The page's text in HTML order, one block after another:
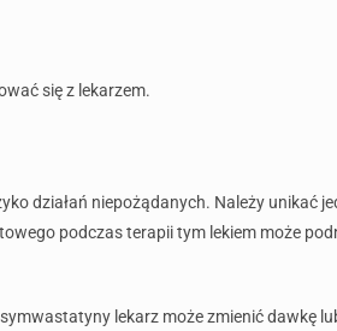
się z lekarzem.
działań niepożądanych. Należy unikać
podczas terapii tym lekiem może
lekarz może zmienić dawkę